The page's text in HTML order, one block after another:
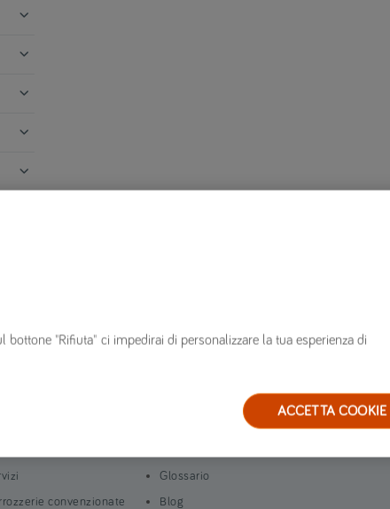
convenzionate
Glossario
Blog
"Rifiuta" ci impedirai di personalizzare la tua esperienza di
ACCETTA COOKIE